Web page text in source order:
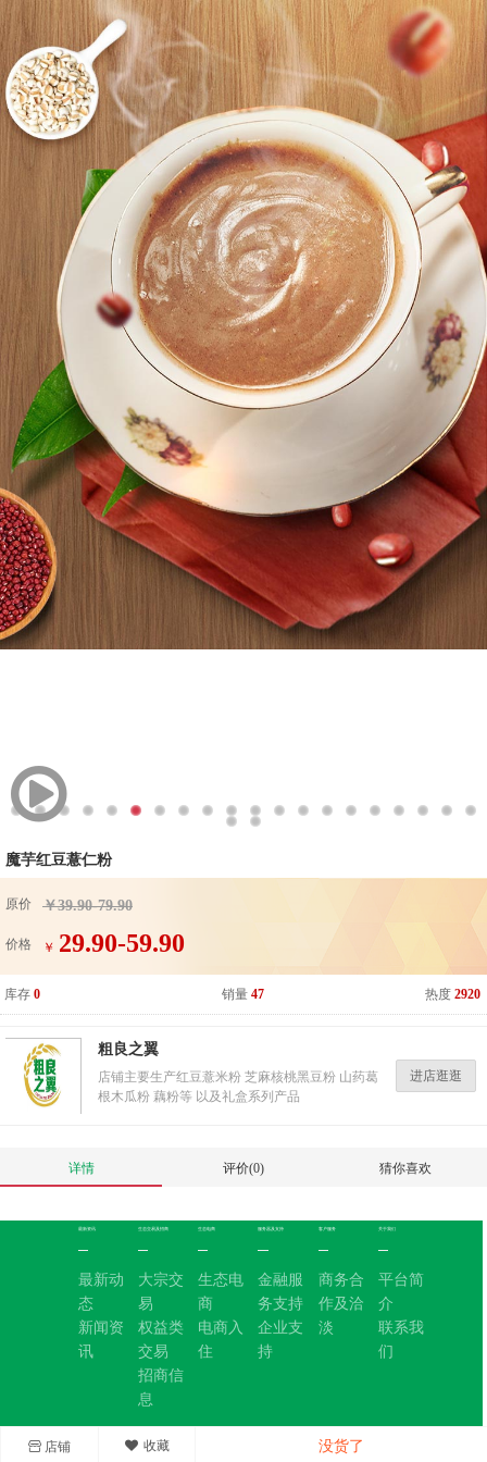
魔芋红豆薏仁粉
原价 ￥39.90-79.90
价格 ￥ 29.90-59.90
库存 0 销量 47 热度 2920
店铺 收藏 没货了
粗良之翼
店铺主要生产红豆薏米粉 芝麻核桃黑豆粉 山药葛
根木瓜粉 藕粉等 以及礼盒系列产品
进店逛逛
详情 评价(0) 猜你喜欢
最新资讯
最新动
态
新闻资
讯
生态交易及招商
大宗交
易
权益类
交易
招商信
息
生态电商
生态电
商
电商入
住
服务器及支持
金融服
务支持
企业支
持
客户服务
商务合
作及洽
淡
关于我们
平台简
介
联系我
们